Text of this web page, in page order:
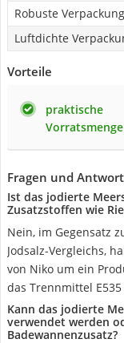
Robuste Verpackung
Luftdichte
Vorteile
praktische
Vorratsmenge
Fragen und
Ist das jodierte
Zusatzstoffen wie
Nein, im Gegensatz
Jodsalz-Vergleichs,
von Niko um ein
das Trennmittel
Kann das jodierte
verwendet werden
Badewannenzusatz?